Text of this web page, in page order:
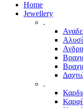
Home
Jewellery
.
.